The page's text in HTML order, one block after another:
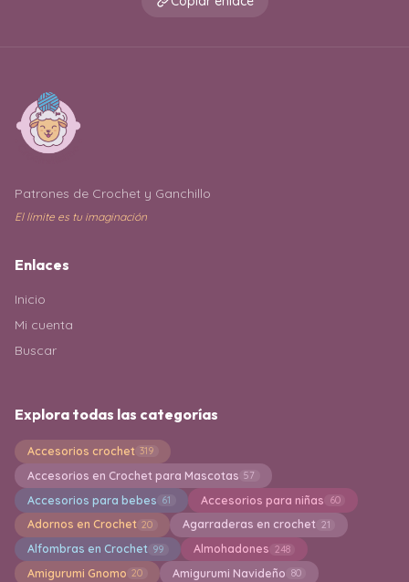
Patrones de Crochet y Ganchillo
El límite es tu imaginación
Enlaces
Inicio
Mi cuenta
Buscar
Explora todas las categorías
Accesorios crochet 319
Accesorios en Crochet para Mascotas 57
Accesorios para bebes 61 Accesorios para niñas 60
Adornos en Crochet 20 Agarraderas en crochet 21
Alfombras en Crochet 99 Almohadones 248
Amigurumi Gnomo 20 Amigurumi Navideño 80